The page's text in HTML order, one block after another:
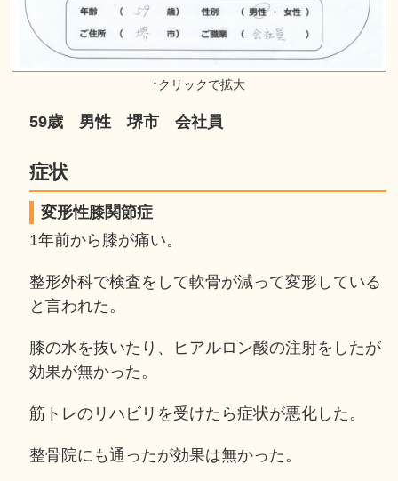
59歳 男性 堺市 会社員
症状
変形性膝関節症
1年前から膝が痛い。
整形外科で検査をして軟骨が減って変形している
と言われた。
膝の水を抜いたり、ヒアルロン酸の注射をしたが
効果が無かった。
筋トレのリハビリを受けたら症状が悪化した。
整骨院にも通ったが効果は無かった。